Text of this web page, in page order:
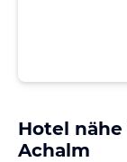
Hotel
Achalm